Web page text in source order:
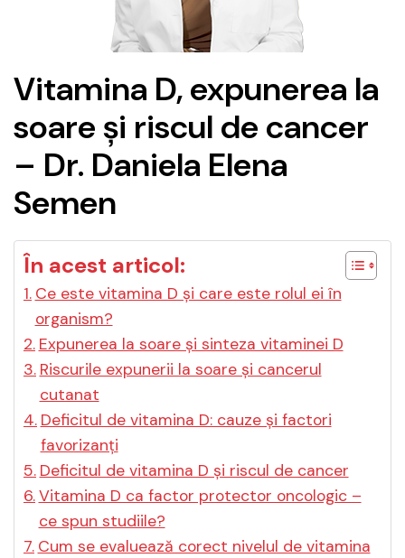
Vitamina D, expunerea la
soare și riscul de cancer
– Dr. Daniela Elena
Semen
În acest articol:
Ce este vitamina D și care este rolul ei în
organism?
Expunerea la soare și sinteza vitaminei D
Riscurile expunerii la soare și cancerul
cutanat
Deficitul de vitamina D: cauze și factori
favorizanți
Deficitul de vitamina D și riscul de cancer
Vitamina D ca factor protector oncologic –
ce spun studiile?
Cum se evaluează corect nivelul de vitamina